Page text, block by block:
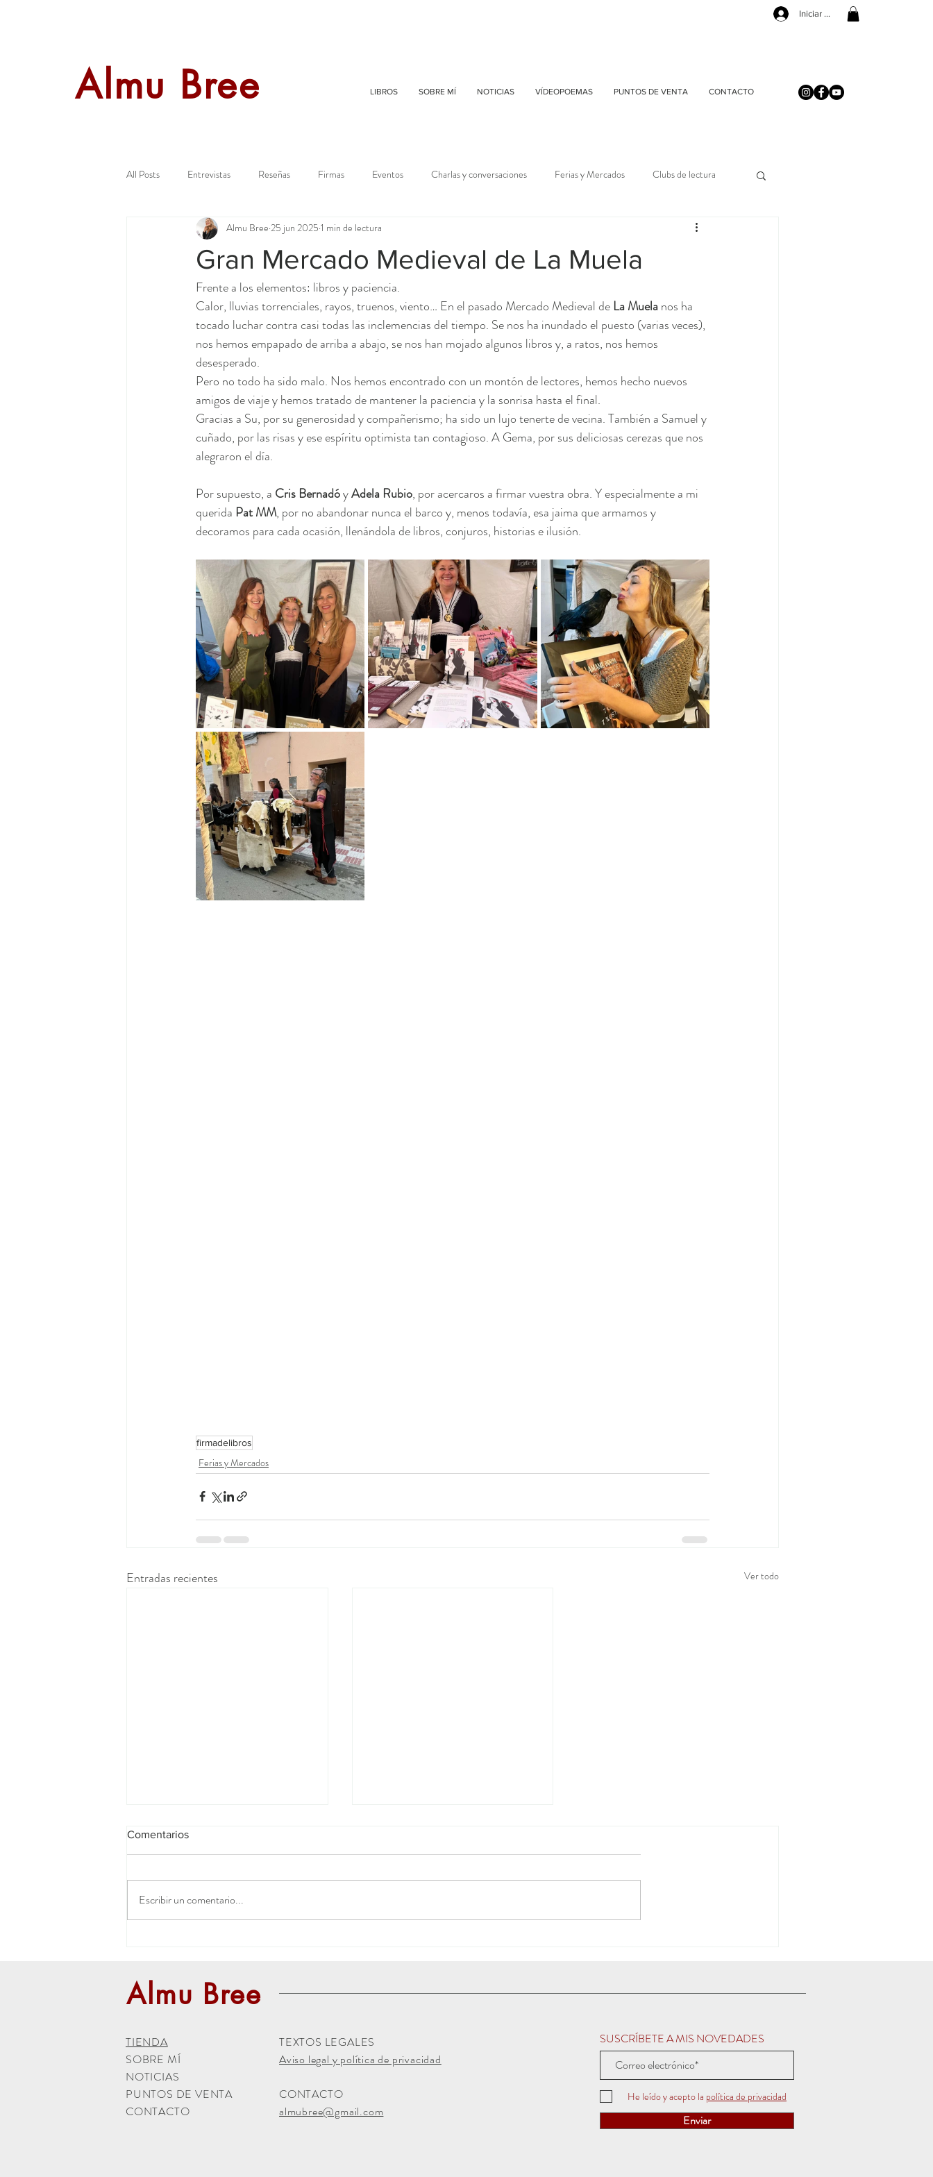
Iniciar sesión
Almu Bree LIBROS SOBRE MÍ NOTICIAS VÍDEOPOEMAS PUNTOS DE VENTA CONTACTO
All Posts Entrevistas Reseñas Firmas Eventos Charlas y conversaciones Ferias y Mercados Clubs de lectura
Presentaciones Novedades
Gran Mercado Medieval de La Muela
Almu Bree 25 jun 2025 1 min de lectura
Frente a los elementos: libros y paciencia.
Calor, lluvias torrenciales, rayos, truenos, viento… En el pasado Mercado Medieval de La Muela nos ha
tocado luchar contra casi todas las inclemencias del tiempo. Se nos ha inundado el puesto (varias veces),
nos hemos empapado de arriba a abajo, se nos han mojado algunos libros y, a ratos, nos hemos
desesperado.
Pero no todo ha sido malo. Nos hemos encontrado con un montón de lectores, hemos hecho nuevos
amigos de viaje y hemos tratado de mantener la paciencia y la sonrisa hasta el final.
Gracias a Su, por su generosidad y compañerismo; ha sido un lujo tenerte de vecina. También a Samuel y
cuñado, por las risas y ese espíritu optimista tan contagioso. A Gema, por sus deliciosas cerezas que nos
alegraron el día.
Por supuesto, a Cris Bernadó y Adela Rubio, por acercaros a firmar vuestra obra. Y especialmente a mi
querida Pat MM, por no abandonar nunca el barco y, menos todavía, esa jaima que armamos y
decoramos para cada ocasión, llenándola de libros, conjuros, historias e ilusión.
firmadelibros
Ferias y Mercados
Entradas recientes Ver todo
Comentarios
Escribir un comentario...
Almu Bree
TIENDA
SOBRE MÍ
NOTICIAS
PUNTOS DE VENTA
CONTACTO
TEXTOS LEGALES
Aviso legal y política de privacidad
CONTACTO
almubree@gmail.com
SUSCRÍBETE A MIS NOVEDADES
He leído y acepto la política de privacidad
Enviar